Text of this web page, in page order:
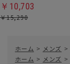
￥10,703
￥15,290
ホーム > メンズ >
ホーム > メンズ >